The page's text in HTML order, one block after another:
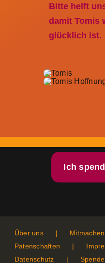
Bitte helft
damit Tomis
glücklich ist.
Ich
Über uns Mitmachen
Patenschaften
Datenschutz